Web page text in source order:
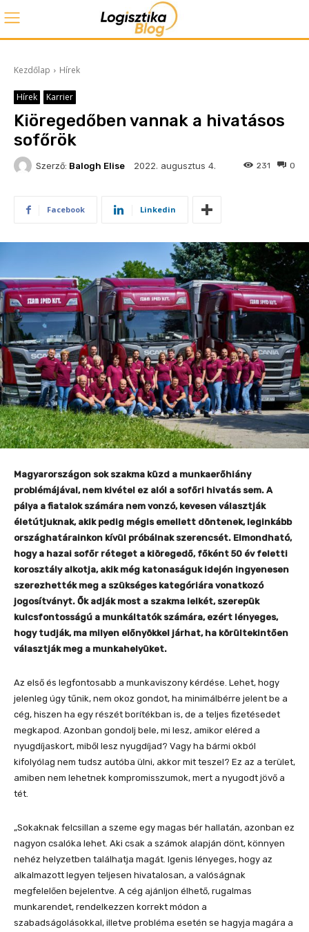
Kezdőlap Hírek
Hírek Karrier
Kiöregedőben vannak a hivatásos
sofőrök
Szerző: Balogh Elise 2022. augusztus 4. 0
231
Facebook Linkedin
Magyarországon sok szakma küzd a munkaerőhiány
problémájával, nem kivétel ez alól a sofőri hivatás sem. A
pálya a fiatalok számára nem vonzó, kevesen választják
életútjuknak, akik pedig mégis emellett döntenek, leginkább
országhatárainkon kívül próbálnak szerencsét. Elmondható,
hogy a hazai sofőr réteget a kiöregedő, főként 50 év feletti
korosztály alkotja, akik még katonaságuk idején ingyenesen
szerezhették meg a szükséges kategóriára vonatkozó
jogosítványt. Ők adják most a szakma lelkét, szerepük
kulcsfontosságú a munkáltatók számára, ezért lényeges,
hogy tudják, ma milyen előnyökkel járhat, ha körültekintően
választják meg a munkahelyüket.
Az első és legfontosabb a munkaviszony kérdése. Lehet, hogy
jelenleg úgy tűnik, nem okoz gondot, ha minimálbérre jelent be a
cég, hiszen ha egy részét borítékban is, de a teljes fizetésedet
megkapod. Azonban gondolj bele, mi lesz, amikor eléred a
nyugdíjaskort, miből lesz nyugdíjad? Vagy ha bármi okból
kifolyólag nem tudsz autóba ülni, akkor mit teszel? Ez az a terület,
amiben nem lehetnek kompromisszumok, mert a nyugodt jövő a
tét.
„Sokaknak felcsillan a szeme egy magas bér hallatán, azonban ez
nagyon csalóka lehet. Aki csak a számok alapján dönt, könnyen
nehéz helyzetben találhatja magát. Igenis lényeges, hogy az
alkalmazott legyen teljesen hivatalosan, a valóságnak
megfelelően bejelentve. A cég ajánljon élhető, rugalmas
munkarendet, rendelkezzen korrekt módon a
szabadságolásokkal, illetve probléma esetén se hagyja magára a